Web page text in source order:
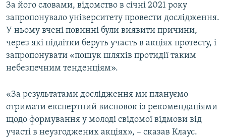
За його словами, відомство в січні 2021 року
запропонувало університету провести дослідження.
У ньому вчені повинні були виявити причини,
через які підлітки беруть участь в акціях протесту, і
запропонувати «пошук шляхів протидії таким
небезпечним тенденціям».
«За результатами дослідження ми плануємо
отримати експертний висновок із рекомендаціями
щодо формування у молоді свідомої відмови від
участі в неузгоджених акціях», – сказав Клаус.